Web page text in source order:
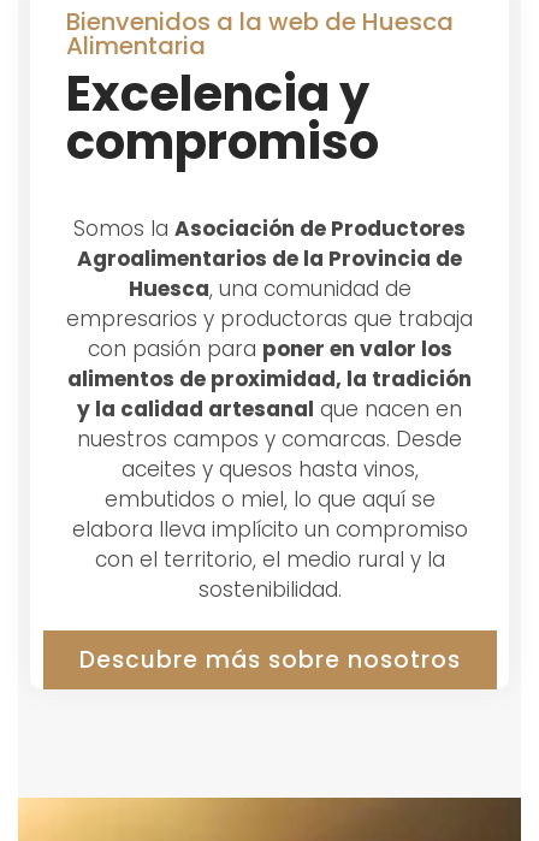
Bienvenidos a la web de Huesca
Alimentaria
Excelencia y
compromiso
Somos la Asociación de Productores
Agroalimentarios de la Provincia de
Huesca, una comunidad de
empresarios y productoras que trabaja
con pasión para poner en valor los
alimentos de proximidad, la tradición
y la calidad artesanal que nacen en
nuestros campos y comarcas. Desde
aceites y quesos hasta vinos,
embutidos o miel, lo que aquí se
elabora lleva implícito un compromiso
con el territorio, el medio rural y la
sostenibilidad.
Descubre más sobre nosotros